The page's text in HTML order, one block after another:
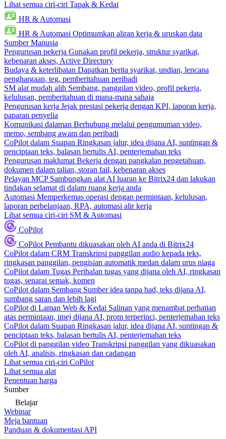
Lihat semua ciri-ciri Tapak & Kedai
HR & Automasi
HR & Automasi Optimumkan aliran kerja & uruskan data
Sumber Manusia
Pengurusan pekerja Gunakan profil pekerja, struktur syarikat,
kebenaran akses, Active Directory
Budaya & keterlibatan Dapatkan berita syarikat, undian, lencana
penghargaan, teg, pemberitahuan peribadi
SM alat mudah alih Sembang, panggilan video, profil pekerja,
kelulusan, pemberitahuan di mana-mana sahaja
Pengurusan kerja Jejak prestasi pekerja dengan KPI, laporan kerja,
paparan penyelia
Komunikasi dalaman Berhubung melalui pengumuman video,
memo, sembang awam dan peribadi
CoPilot dalam Suapan Ringkasan jalur, idea dijana AI, suntingan &
penciptaan teks, balasan bertulis AI, penterjemahan teks
Pengurusan maklumat Bekerja dengan pangkalan pengetahuan,
dokumen dalam talian, storan fail, kebenaran akses
Pelayan MCP Sambungkan alat AI luaran ke Bitrix24 dan lakukan
tindakan selamat di dalam ruang kerja anda
Automasi Memperkemas operasi dengan permintaan, kelulusan,
laporan perbelanjaan, RPA, automasi alir kerja
Lihat semua ciri-ciri SM & Automasi
CoPilot
CoPilot Pembantu dikuasakan oleh AI anda di Bitrix24
CoPilot dalam CRM Transkripsi panggilan audio kepada teks,
ringkasan panggilan, pengisian automatik medan dalam urus niaga
CoPilot dalam Tugas Perihalan tugas yang dijana oleh AI, ringkasan
tugas, senarai semak, komen
CoPilot dalam Sembang Sumber idea tanpa had, teks dijana AI,
sumbang saran dan lebih lagi
CoPilot di Laman Web & Kedai Salinan yang menambat perhatian
atas permintaan, imej dijana AI, prom terperinci, penterjemahan teks
CoPilot dalam Suapan Ringkasan jalur, idea dijana AI, suntingan &
penciptaan teks, balasan bertulis AI, penterjemahan teks
CoPilot di panggilan video Transkripsi panggilan yang dikuasakan
oleh AI, analisis, ringkasan dan cadangan
Lihat semua ciri-ciri CoPilot
Lihat semua alat
Penentuan harga
Sumber
Belajar
Webinar
Meja bantuan
Panduan & dokumentasi API